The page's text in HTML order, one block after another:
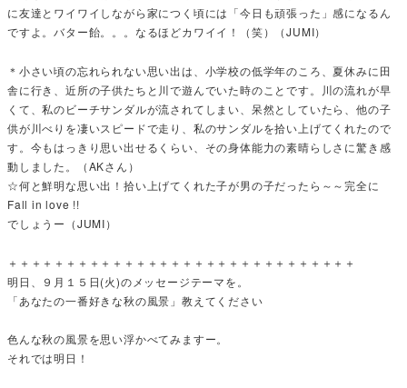
に友達とワイワイしながら家につく頃には「今日も頑張った」感になるん
ですよ。バター飴。。。なるほどカワイイ！（笑）（JUMI）
＊小さい頃の忘れられない思い出は、小学校の低学年のころ、夏休みに田
舎に行き、近所の子供たちと川で遊んでいた時のことです。川の流れが早
くて、私のビーチサンダルが流されてしまい、呆然としていたら、他の子
供が川べりを凄いスピードで走り、私のサンダルを拾い上げてくれたので
す。今もはっきり思い出せるくらい、その身体能力の素晴らしさに驚き感
動しました。（AKさん）
☆何と鮮明な思い出！拾い上げてくれた子が男の子だったら～～完全に
Fall in love !!
でしょうー（JUMI）
＋＋＋＋＋＋＋＋＋＋＋＋＋＋＋＋＋＋＋＋＋＋＋＋＋＋＋＋＋＋
明日、９月１５日(火)のメッセージテーマを。
「あなたの一番好きな秋の風景」教えてください
色んな秋の風景を思い浮かべてみますー。
それでは明日！